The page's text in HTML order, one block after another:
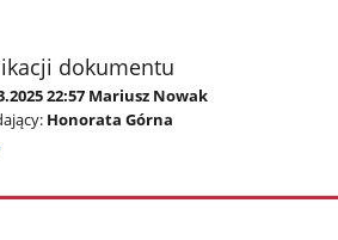
dokumentu
22:57 Mariusz Nowak
Honorata Górna